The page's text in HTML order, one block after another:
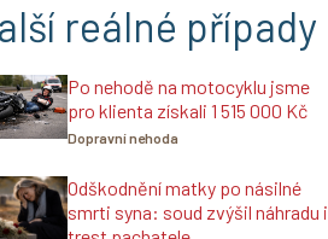
reálné případy
Po nehodě na motocyklu jsme
pro klienta získali 1 515 000 Kč
Dopravní nehoda
Odškodnění matky po násilné
smrti syna: soud zvýšil náhradu i